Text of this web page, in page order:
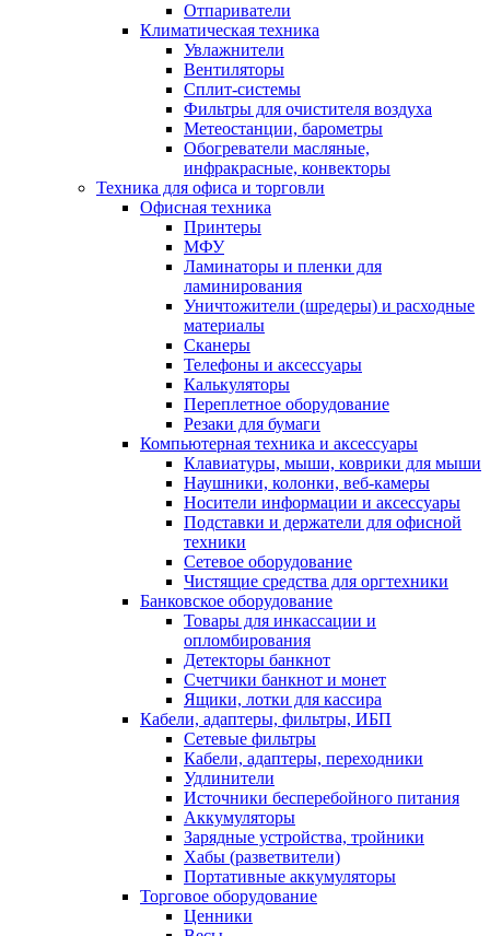
Отпариватели
Климатическая техника
Увлажнители
Вентиляторы
Сплит-системы
Фильтры для очистителя воздуха
Метеостанции, барометры
Обогреватели масляные,
инфракрасные, конвекторы
Техника для офиса и торговли
Офисная техника
Принтеры
МФУ
Ламинаторы и пленки для
ламинирования
Уничтожители (шредеры) и расходные
материалы
Сканеры
Телефоны и аксессуары
Калькуляторы
Переплетное оборудование
Резаки для бумаги
Компьютерная техника и аксессуары
Клавиатуры, мыши, коврики для мыши
Наушники, колонки, веб-камеры
Носители информации и аксессуары
Подставки и держатели для офисной
техники
Сетевое оборудование
Чистящие средства для оргтехники
Банковское оборудование
Товары для инкассации и
опломбирования
Детекторы банкнот
Счетчики банкнот и монет
Ящики, лотки для кассира
Кабели, адаптеры, фильтры, ИБП
Сетевые фильтры
Кабели, адаптеры, переходники
Удлинители
Источники бесперебойного питания
Аккумуляторы
Зарядные устройства, тройники
Хабы (разветвители)
Портативные аккумуляторы
Торговое оборудование
Ценники